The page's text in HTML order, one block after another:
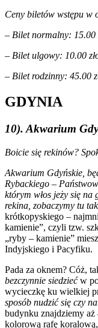
Ceny biletów wstępu w
– Bilet normalny: 15.00
– Bilet ulgowy: 10.00
– Bilet rodzinny: 45.00
GDYNIA
10). Akwarium
Boicie się rekinów?
Akwarium Gdyńskie,
Rybackiego –
którym włos jeży się
rekina, zobaczymy tu
krótkopyskiego –
kamienie”, czyli tzw.
„ryby – kamienie”
Indyjskiego i Pacyfiku.
Pada za oknem? Cóż,
bezczynnie siedziećw
wycieczkę ku wielkiej
sposób nudzić się czy
budynku znajdziemy
kolorową rafę